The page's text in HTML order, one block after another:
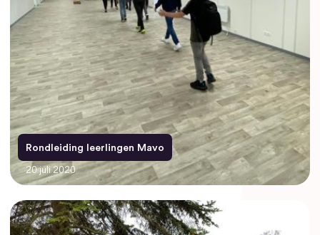
Rondleiding leerlingen Mavo
20 juli 2020